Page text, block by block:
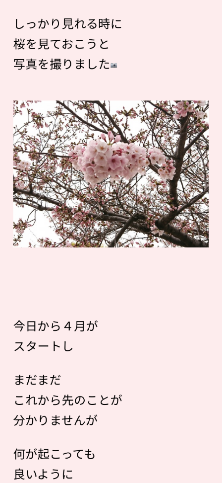
しっかり見れる時に
桜を見ておこうと
写真を撮りました
今日から４月が
スタートし
まだまだ
これから先のことが
分かりませんが
何が起こっても
良いように